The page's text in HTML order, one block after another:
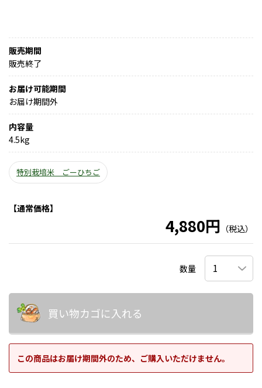
販売期間
販売終了
お届け可能期間
お届け期間外
内容量
4.5kg
特別栽培米 ごーひちご
【通常価格】
4,880円 （税込）
数量
買い物カゴに入れる
この商品はお届け期間外のため、ご購入いただけません。